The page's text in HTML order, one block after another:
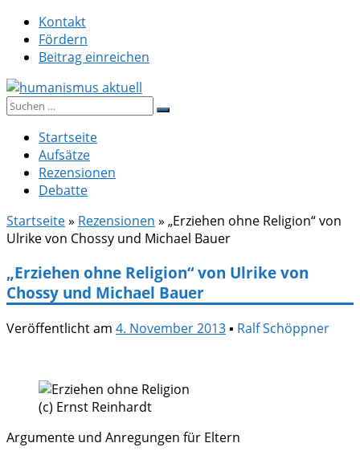
Zum
Inhalt
springen
Kontakt
Fördern
Beitrag einreichen
humanismus aktuell
Suche
Startseite
Aufsätze
Rezensionen
Debatte
Startseite» Rezensionen » „Erziehen ohne Religion“ von
Ulrike von Chossy und Michael Bauer
„Erziehen ohne Religion“ von Ulrike von
Chossy und Michael Bauer
Veröffentlicht am 4. November 2013▪ Ralf Schöppner
(c) Ernst Reinhardt
Argumente und Anregungen für Eltern